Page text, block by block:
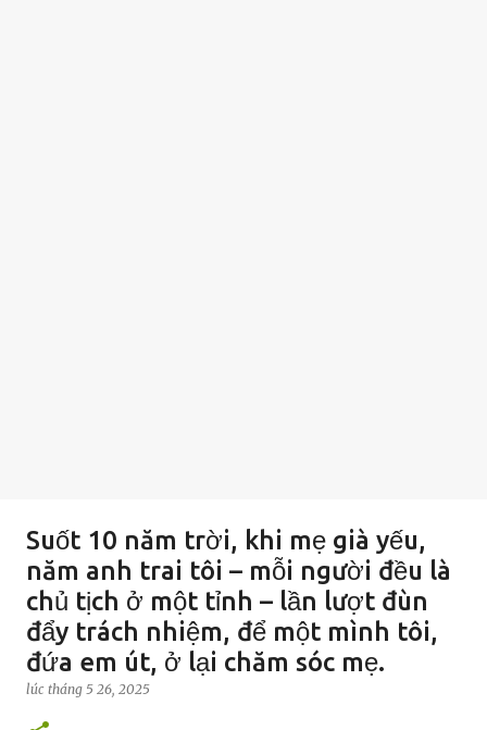
Suốt 10 năm trời, khi mẹ già yếu,
năm anh trai tôi – mỗi người đều là
chủ tịch ở một tỉnh – lần lượt đùn
đẩy trách nhiệm, để một mình tôi,
đứa em út, ở lại chăm sóc mẹ.
lúc tháng 5 26, 2025